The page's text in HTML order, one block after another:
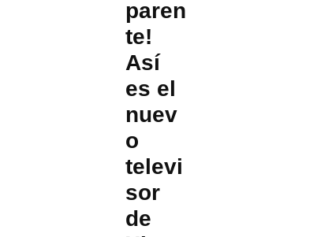
paren
te!
Así
es el
nuev
o
televi
sor
de